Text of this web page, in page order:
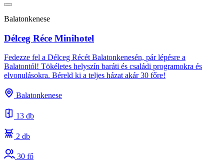
Balatonkenese
Délceg Réce Minihotel
Fedezze fel a Délceg Récét Balatonkenesén, pár lépésre a
Balatontól! Tökéletes helyszín baráti és családi programokra és
elvonulásokra. Béreld ki a teljes házat akár 30 főre!
Balatonkenese
13 db
2 db
30 fő